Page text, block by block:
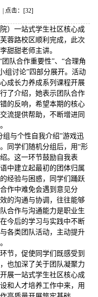
| 点击：[32]
）一站式学生社区核心成
蓉路校区顺利完成，此次
甜甜老师主讲。
队合作重要性”、“合理角
组讨论”四部分展开。活动
成长力养成系列课程开展
了介绍，她表示团队合作
的反响，希望本期的核心
流提供帮助，不断增进同
组与个性自我介绍”游戏迅
同学们随机分组后，用“形
。这一环节鼓励自我表
中建立起最初的团体归属
经验与困惑，同学们踊跃
作中难免会遇到意见分
的沟通与协调，往往能够
合作与沟通能力是职业生
今后的学习与实践中不断
各类团队活动，主动提升
节，促使同学们既感受到
也加深了关于团队凝聚力
展一站式学生社区核心成
和人才培养工作中来，用